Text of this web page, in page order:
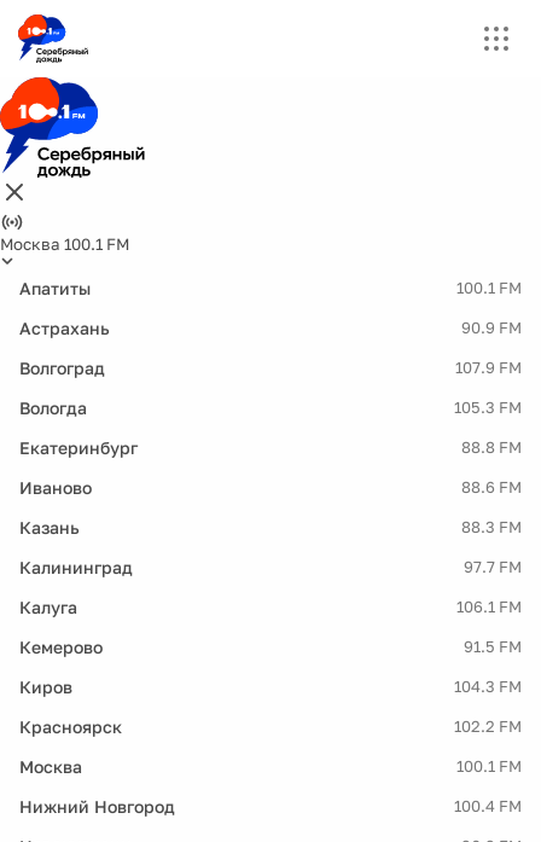
Москва 100.1 FM
Апатиты 100.1 FM
Астрахань 90.9 FM
Волгоград 107.9 FM
Вологда 105.3 FM
Екатеринбург 88.8 FM
Иваново 88.6 FM
Казань 88.3 FM
Калининград 97.7 FM
Калуга 106.1 FM
Кемерово 91.5 FM
Киров 104.3 FM
Красноярск 102.2 FM
Москва 100.1 FM
Нижний Новгород 100.4 FM